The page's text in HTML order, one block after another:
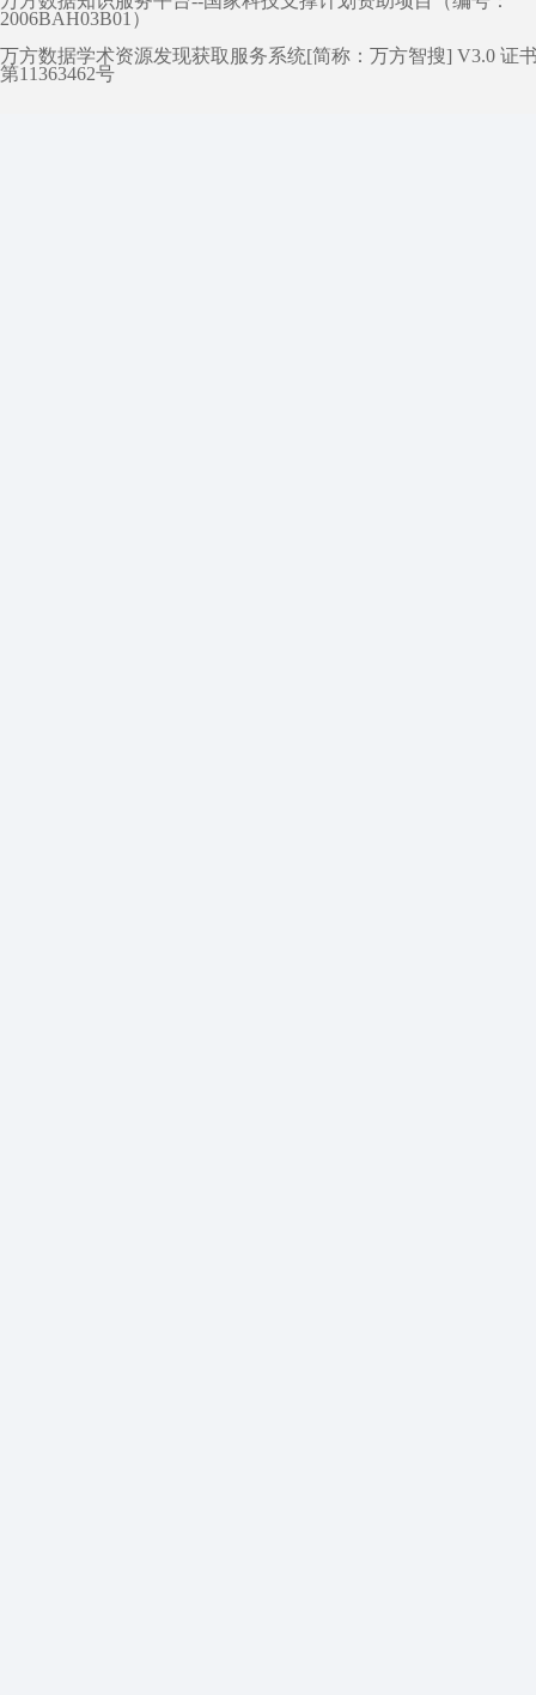
2006BAH03B01）
万方数据学术资源发现获取服务系统[简称：万方智搜] V3.0 证
第11363462号